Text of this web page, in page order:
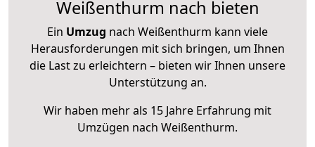
Weißenthurm nach bieten
Ein Umzug nach Weißenthurm kann viele
Herausforderungen mit sich bringen, um Ihnen
die Last zu erleichtern – bieten wir Ihnen unsere
Unterstützung an.
Wir haben mehr als 15 Jahre Erfahrung mit
Umzügen nach Weißenthurm.